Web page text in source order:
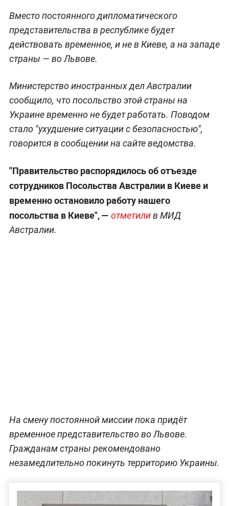
Вместо постоянного дипломатического
представительства в республике будет
действовать временное, и не в Киеве, а на западе
страны — во Львове.
Министерство иностранных дел Австралии
сообщило, что посольство этой страны на
Украине временно не будет работать. Поводом
стало "ухудшение ситуации с безопасностью",
говорится в сообщении на сайте ведомства.
"Правительство распорядилось об отъезде
сотрудников Посольства Австралии в Киеве и
временно остановило работу нашего
посольства в Киеве", — отметилив МИД
Австралии.
На смену постоянной миссии пока придёт
временное представительство во Львове.
Гражданам страны рекомендовано
незамедлительно покинуть территорию Украины.